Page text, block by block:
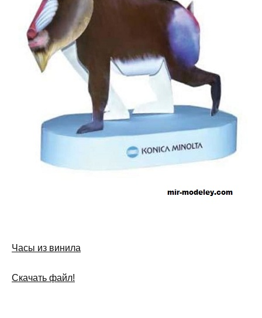
Часы из винила
Скачать файл!